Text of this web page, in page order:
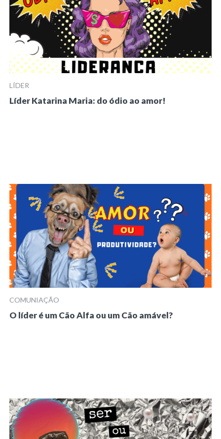
LÍDER
Líder Katarina Maria: do ódio ao amor!
COMUNIAÇÃO
O líder é um Cão Alfa ou um Cão amável?